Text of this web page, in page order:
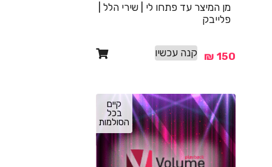
מן המיצר עד פתחו לי | שירי הלל |
פלייבק
₪ 150 קנה עכשיו
קיים
בכל
הסולמות